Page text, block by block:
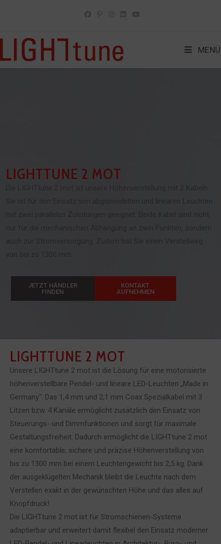
MENÜ
LIGHTTUNE 2 MOT
JETZT HÄNDLER
FINDEN
KONTAKT
AUFNEHMEN
LIGHTTUNE 2 MOT
Unsere LIGHTtune 2 mot ist die Lösung für eine motorisierte
höhenverstellbare Pendel- und lineare LED-Leuchten „Made in
Germany“. Das 1,4 mm und 2,1 mm Coax Spezialkabel mit 3
Litzen bzw. 4 Kanäle ermöglicht zusätzlich den Einsatz von
Steuerungs- und Dimmfunktionen und sorgt für maximale
Gestaltungsfreiheit. Dadurch ermöglicht die LIGHTtune 2 mot
eine komfortable, sichere und präzise Höhenverstellung von
bis zu 1300 mm bei einem Leuchtengewicht bis 2,5 kg. Dank
der ausgeklügelten Mechanik bleibt die Leuchte nach dem
Verstellen exakt in der gewünschten Höhe und das alles auf
Knopfdruck!
Die LIGHTtune 2 mot ist für Stromschienen-Systeme
adaptierbar und erweitert damit flexibel den Einsatz moderner